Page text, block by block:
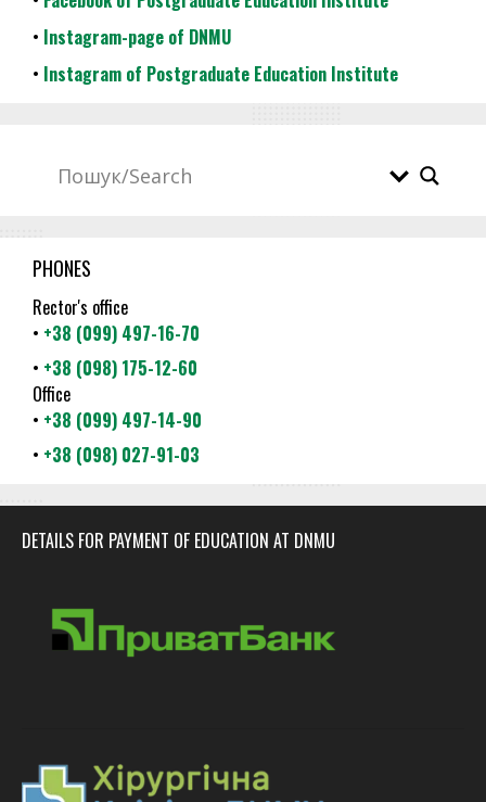
• Instagram-page of DNMU
• Instagram of Postgraduate Education Institute
PHONES
Rector's office
• +38 (099) 497-16-70
• +38 (098) 175-12-60
Office
• +38 (099) 497-14-90
• +38 (098) 027-91-03
DETAILS FOR PAYMENT OF EDUCATION AT DNMU